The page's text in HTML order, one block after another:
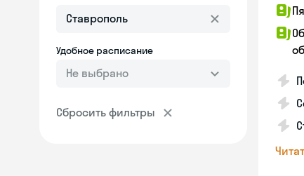
Удобное расписание
Не выбрано
Сбросить фильтры